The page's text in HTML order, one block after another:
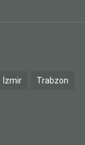
İzmir Trabzon